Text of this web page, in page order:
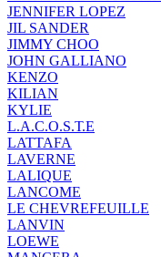
JENNIFER LOPEZ
JIL SANDER
JIMMY CHOO
JOHN GALLIANO
KENZO
KILIAN
KYLIE
L.А.С.О.S.Т.Е
LATTAFA
LAVERNE
LALIQUE
LANCOME
LE CHEVREFEUILLE
LANVIN
LOEWE